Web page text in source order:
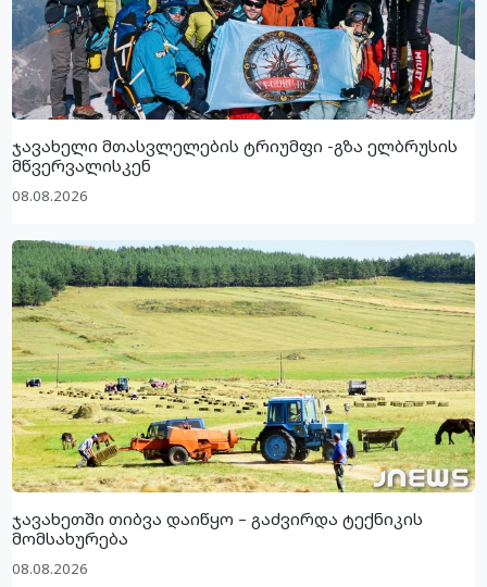
ჯავახელი მთასვლელების ტრიუმფი -გზა ელბრუსის
მწვერვალისკენ
08.08.2026
ჯავახეთში თიბვა დაიწყო – გაძვირდა ტექნიკის
მომსახურება
08.08.2026